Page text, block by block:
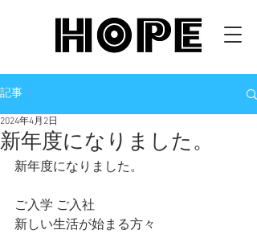
記事
新年度になりました。
2024年4月2日
新年度になりました。
ご入学 ご入社
新しい生活が始まる方々